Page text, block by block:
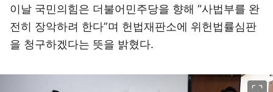
이날 국민의힘은 더불어민주당을 향해 “사법부를 완
전히 장악하려 한다”며 헌법재판소에 위헌법률심판
을 청구하겠다는 뜻을 밝혔다.